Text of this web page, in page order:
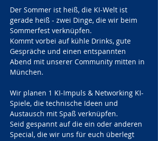
Der Sommer ist heiß, die KI-Welt ist
gerade heiß - zwei Dinge, die wir beim
Sommerfest verknüpfen.
Kommt vorbei auf kühle Drinks, gute
Gespräche und einen entspannten
Abend mit unserer Community mitten in
München.
Wir planen 1 KI-Impuls & Networking KI-
Spiele, die technische Ideen und
Austausch mit Spaß verknüpfen.
Seid gespannt auf die ein oder anderen
Special, die wir uns für euch überlegt